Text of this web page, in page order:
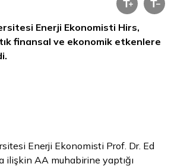
Enerji Ekonomisti Hirs,
finansal ve ekonomik etkenlere
Enerji Ekonomisti Prof. Dr. Ed
ilişkin AA muhabirine yaptığı